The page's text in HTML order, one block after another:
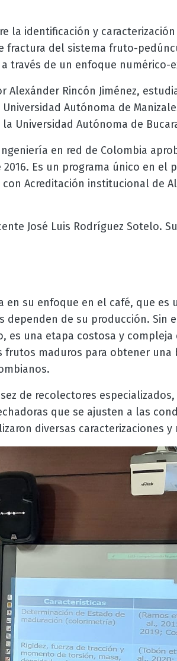
la identificación y
fractura del sistema fruto-
través de un enfoque numérico-
Alexánder Rincón Jiménez,
Autónoma de
Universidad Autónoma de
en red de Colombia
Es un programa único en
Acreditación institucional de
José Luis Rodríguez Sotelo.
en su enfoque en el café, que es
dependen de su producción. Sin
es una etapa costosa y compleja
maduros para obtener una
de recolectores
que se ajusten a las
diversas caracterizaciones